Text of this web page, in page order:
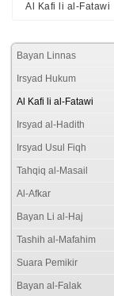
Al Kafi li al-Fatawi
Bayan Linnas
Irsyad Hukum
Al Kafi li al-Fatawi
Irsyad al-Hadith
Irsyad Usul Fiqh
Tahqiq al-Masail
Al-Afkar
Bayan Li al-Haj
Tashih al-Mafahim
Suara Pemikir
Bayan al-Falak